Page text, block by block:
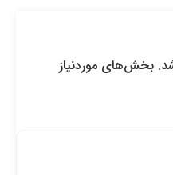
بخش‌های موردنیاز